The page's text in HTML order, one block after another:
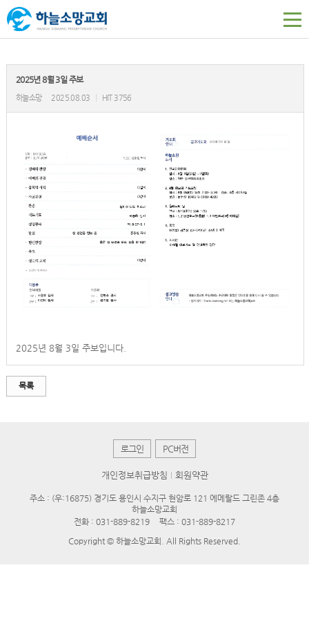
2025년 8월 3일 주보
하늘소망 2025.08.03 HIT 3756
2025년 8월 3일 주보입니다.
목록
로그인 PC버전
개인정보취급방침 회원약관
주소 : (우:16875) 경기도 용인시 수지구 현암로 121 에메랄드 그린존 4층
하늘소망교회
전화 : 031-889-8219
팩스 : 031-889-8217
Copyright © 하늘소망교회. All Rights Reserved.